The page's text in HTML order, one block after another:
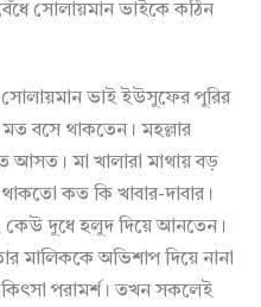
বেঁধে সোলায়মান ভাইকে কঠিন
ভাই ইউসুফের পুরির
বসে থাকতেন। মহল্লার
মা খালারা মাথায় বড়
কত কি খাবার-দাবার।
দুধে হলুদ দিয়ে আনতেন।
অভিশাপ দিয়ে নানা
পরামর্শ। তখন সকলেই